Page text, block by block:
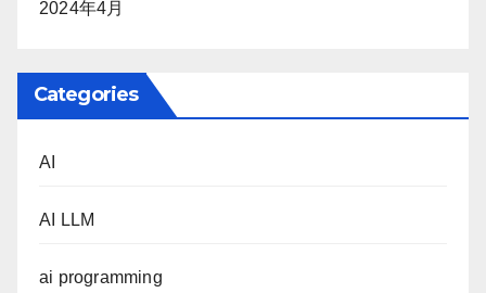
2024年4月
Categories
AI
AI LLM
ai programming